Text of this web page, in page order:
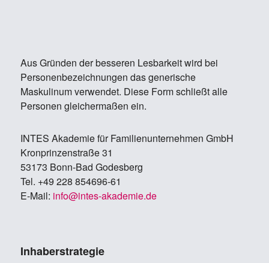
Aus Gründen der besseren Lesbarkeit wird bei
Personenbezeichnungen das generische
Maskulinum verwendet. Diese Form schließt alle
Personen gleichermaßen ein.
IN­TES Aka­de­mie für Fa­mi­li­en­un­ter­neh­men GmbH
Kron­prin­zen­stra­ße 31
53173 Bonn-Bad Go­des­berg
Tel. +49 228 854696-61
E-Mail: info@in­tes-aka­de­mie.de
Inhaberstrategie